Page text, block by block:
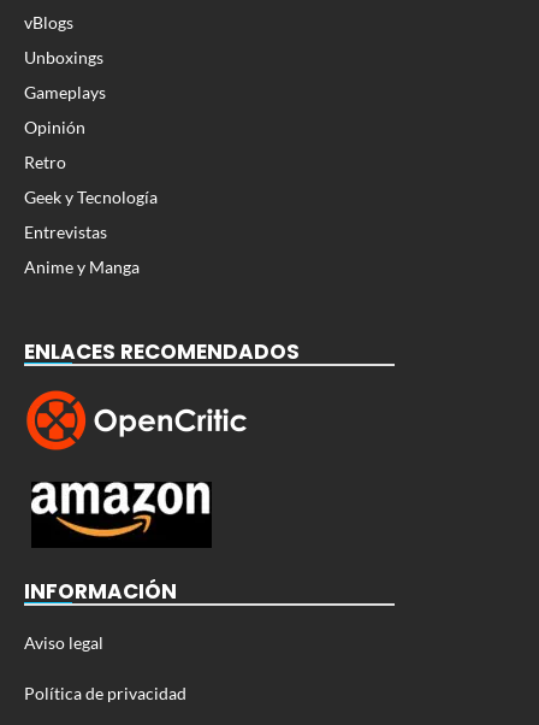
vBlogs
Unboxings
Gameplays
Opinión
Retro
Geek y Tecnología
Entrevistas
Anime y Manga
ENLACES RECOMENDADOS
INFORMACIÓN
Aviso legal
Política de privacidad